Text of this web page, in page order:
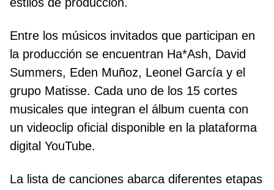
Entre los músicos invitados que participan en
la producción se encuentran Ha*Ash, David
Summers, Eden Muñoz, Leonel García y el
grupo Matisse. Cada uno de los 15 cortes
musicales que integran el álbum cuenta con
un videoclip oficial disponible en la plataforma
digital YouTube.
La lista de canciones abarca diferentes etapas